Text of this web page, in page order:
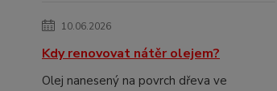
10.06.2026
Kdy renovovat nátěr olejem?
Olej nanesený na povrch dřeva ve